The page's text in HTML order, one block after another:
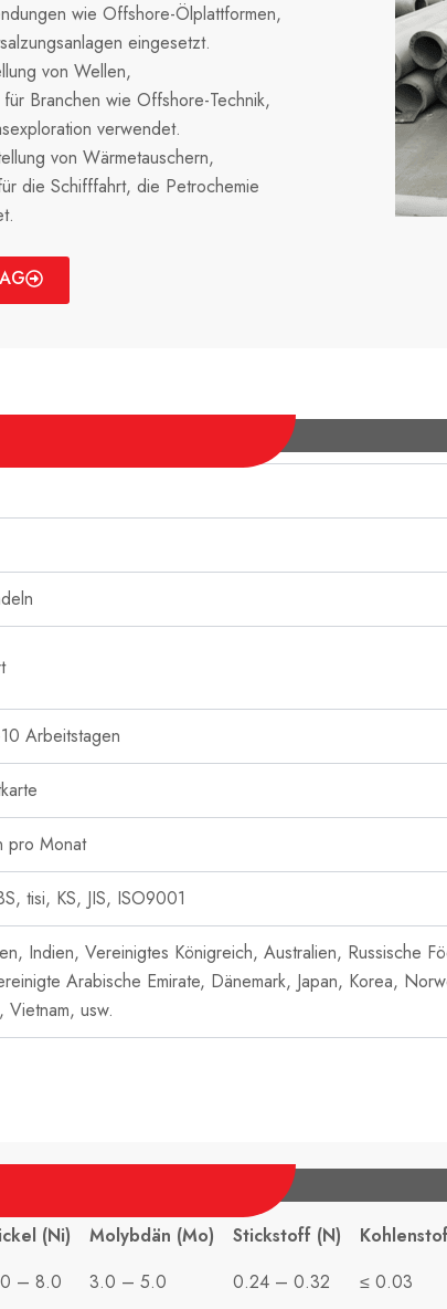
wie Offshore-Ölplattformen,
eingesetzt.
von Wellen,
Branchen wie Offshore-Technik,
verwendet.
von Wärmetauschern,
die Schifffahrt, die Petrochemie
Arbeitstagen
pro Monat
tisi, KS, JIS, ISO9001
Indien, Vereinigtes Königreich, Australien, Russische
Arabische Emirate, Dänemark, Japan, Korea,
Vietnam, usw.
(Ni) Molybdän (Mo) Stickstoff (N)
– 8.0 3.0 – 5.0 0.24 – 0.32 ≤ 0.03